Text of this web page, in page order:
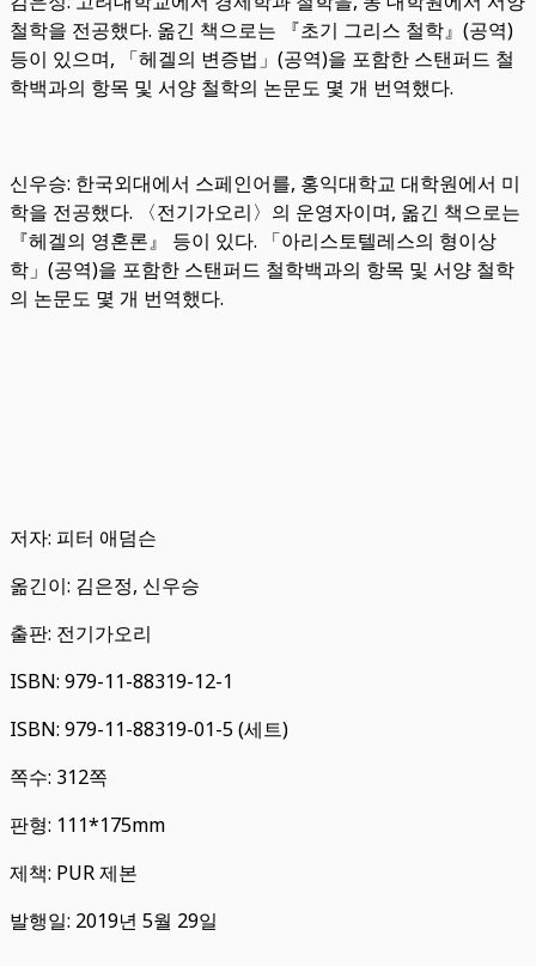
철학을 전공했다. 옮긴 책으로는 『초기 그리스 철학』(공역)
등이 있으며, 「헤겔의 변증법」(공역)을 포함한 스탠퍼드 철
학백과의 항목 및 서양 철학의 논문도 몇 개 번역했다.
신우승: 한국외대에서 스페인어를, 홍익대학교 대학원에서 미
학을 전공했다. 〈전기가오리〉의 운영자이며, 옮긴 책으로는
『헤겔의 영혼론』 등이 있다. 「아리스토텔레스의 형이상
학」(공역)을 포함한 스탠퍼드 철학백과의 항목 및 서양 철학
의 논문도 몇 개 번역했다.
저자: 피터 애덤슨
옮긴이: 김은정, 신우승
출판: 전기가오리
ISBN: 979-11-88319-12-1
ISBN: 979-11-88319-01-5 (세트)
쪽수: 312쪽
판형: 111*175mm
제책: PUR 제본
발행일: 2019년 5월 29일